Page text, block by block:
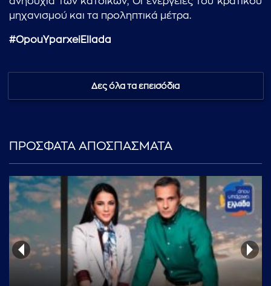
...πληκτρολογήστε κείμενο προς αναζήτηση
μηχανισμού και τα προληπτικά μέτρα.
#OpouYparxeiEllada
Δες όλα τα επεισόδια
ΠΡΟΣΦΑΤΑ ΑΠΟΣΠΑΣΜΑΤΑ